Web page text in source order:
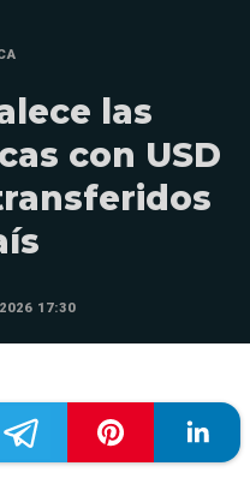
las
con USD
17:30